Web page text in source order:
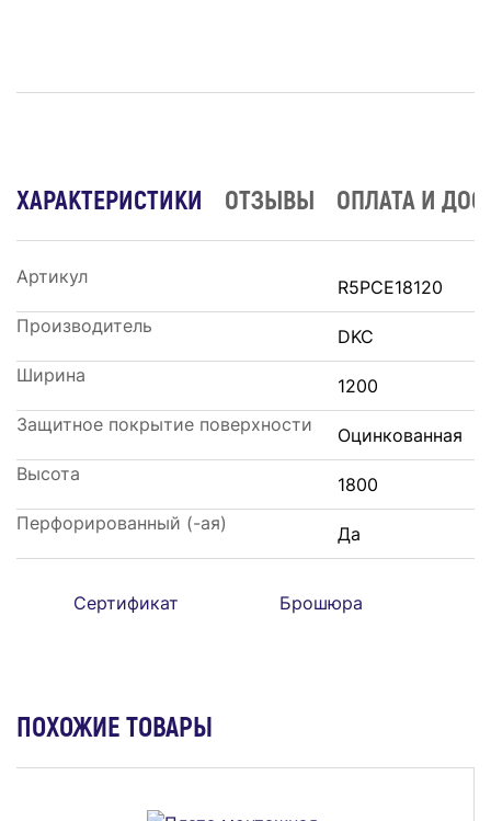
ХАРАКТЕРИСТИКИ ОТЗЫВЫ ОПЛАТА И
Артикул
R5PCE18120
Производитель
DKC
Ширина
1200
Защитное покрытие поверхности
Оцинкованная
Высота
1800
Перфорированный (-ая)
Да
Сертификат Брошюра
ПОХОЖИЕ ТОВАРЫ